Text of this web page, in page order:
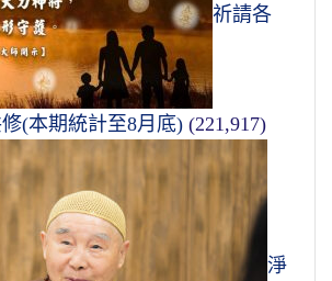
祈請各
(本期統計至8月底) (221,917)
淨